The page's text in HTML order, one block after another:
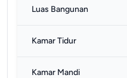
Luas Bangunan
Kamar Tidur
Kamar Mandi